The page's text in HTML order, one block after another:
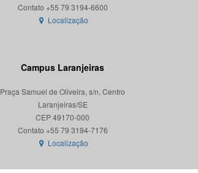
Localização
Campus Laranjeiras
Praça Samuel de Oliveira, s/n, Centro
Laranjeiras/SE
CEP 49170-000
Localização